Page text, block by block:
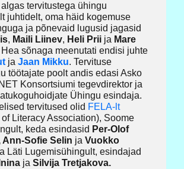
tervitustega ühingu
juhtidelt, oma häid kogemuse
ja põnevaid lugusid jagasid
, Maili Liinev, Heli Prii ja Mare
Hea sõnaga meenutati endisi juhte
ja Jaan Mikku. Tervituse
töötajate poolt andis edasi Asko
Konsortsiumi tegevdirektor ja
Ühingu esindaja.
tervitused olid FELA-lt
Literacy Association), Soome
keda esindasid Per-Olof
Ann-Sofie Selin ja Vuokko
Läti Lugemisühingult, esindajad
ja Silvija Tretjakova.